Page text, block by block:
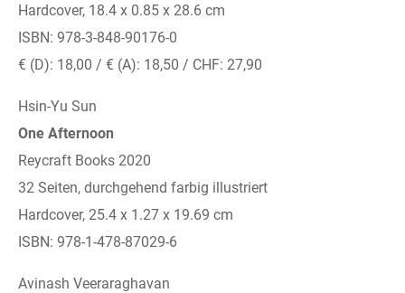
Hardcover, 18.4 x 0.85 x 28.6 cm
ISBN: 978-3-848-90176-0
€ (D): 18,00 / € (A): 18,50 / CHF: 27,90
Hsin-Yu Sun
One Afternoon
Reycraft Books 2020
32 Seiten, durchgehend farbig illustriert
Hardcover, 25.4 x 1.27 x 19.69 cm
ISBN: 978-1-478-87029-6
Avinash Veeraraghavan